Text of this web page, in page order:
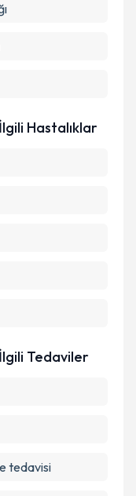
Hastalıklar
İlgili Tedaviler
tedavisi